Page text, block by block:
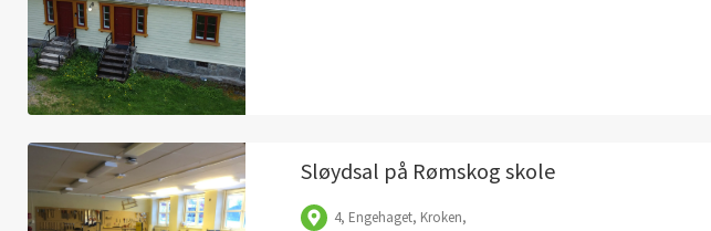
Sløydsal på Rømskog skole
4, Engehaget, Kroken,